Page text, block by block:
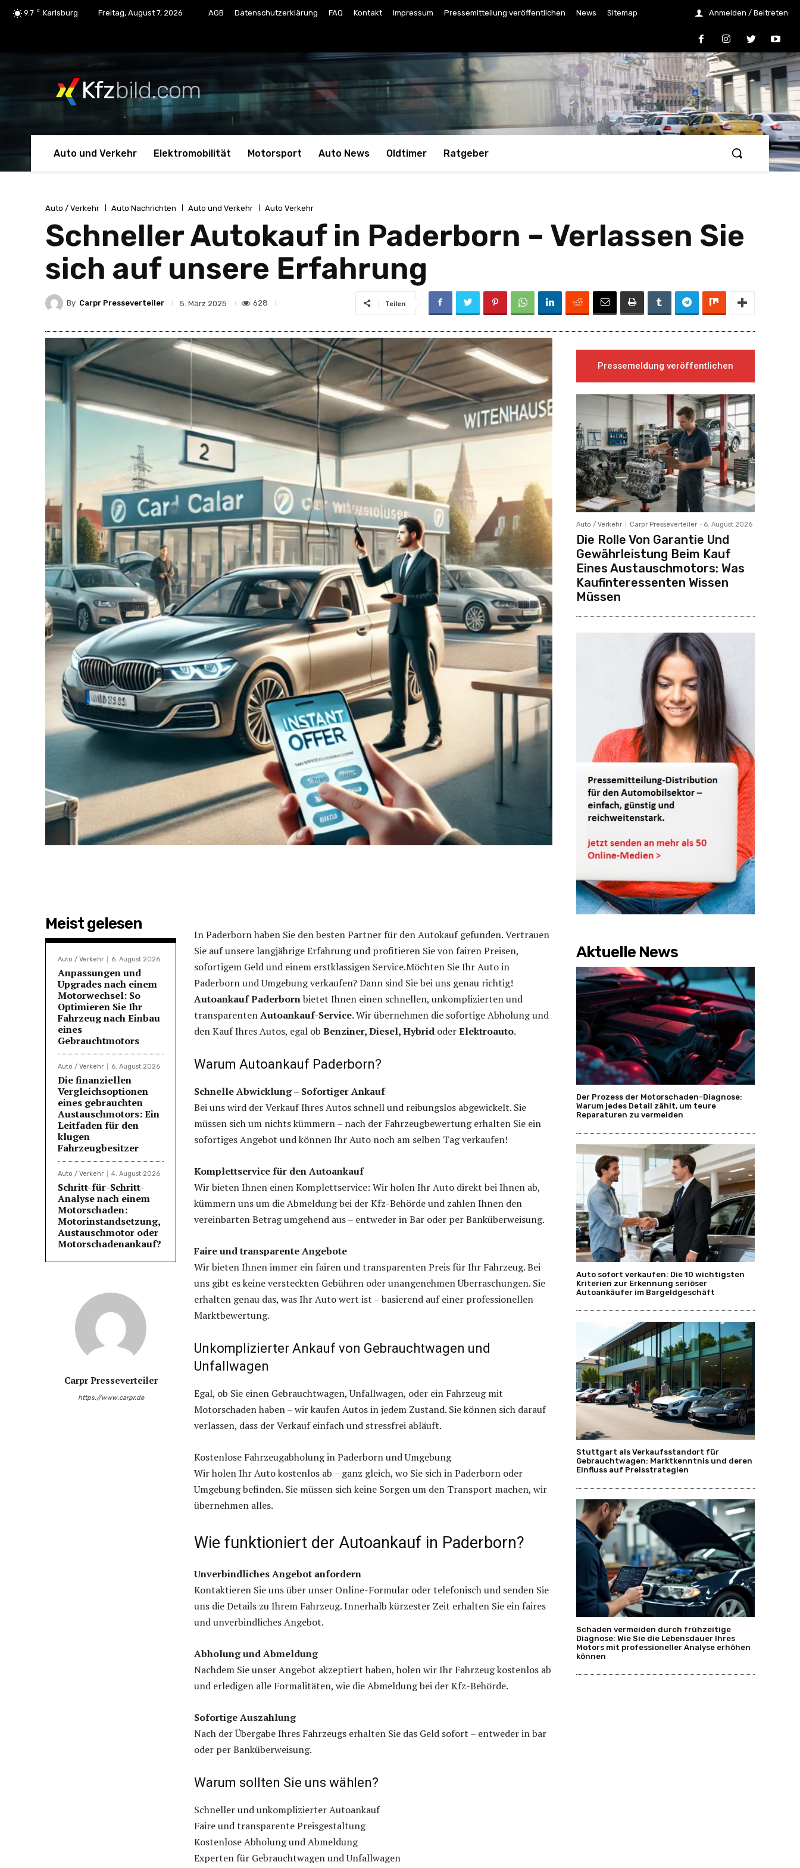
9.7 C Karlsburg Freitag, August 7, 2026 AGB Datenschutzerklärung FAQ Kontakt Impressum Pressemitteilung veröffentlichen News Sitemap Anmelden / Beitreten
Kfzbild.com
Auto und Verkehr Elektromobilität Motorsport Auto News Oldtimer Ratgeber
Auto / Verkehr Auto Nachrichten Auto und Verkehr Auto Verkehr
Schneller Autokauf in Paderborn – Verlassen Sie
sich auf unsere Erfahrung
By Carpr Presseverteiler 5. März 2025 628 Teilen
Meist gelesen
Auto / Verkehr 6. August 2026
Anpassungen und
Upgrades nach einem
Motorwechsel: So
Optimieren Sie Ihr
Fahrzeug nach Einbau
eines
Gebrauchtmotors
Auto / Verkehr 6. August 2026
Die finanziellen
Vergleichsoptionen
eines gebrauchten
Austauschmotors: Ein
Leitfaden für den
klugen
Fahrzeugbesitzer
Auto / Verkehr 4. August 2026
Schritt-für-Schritt-
Analyse nach einem
Motorschaden:
Motorinstandsetzung,
Austauschmotor oder
Motorschadenankauf?
Carpr Presseverteiler
https://www.carpr.de
In Paderborn haben Sie den besten Partner für den Autokauf gefunden. Vertrauen
Sie auf unsere langjährige Erfahrung und profitieren Sie von fairen Preisen,
sofortigem Geld und einem erstklassigen Service.Möchten Sie Ihr Auto in
Paderborn und Umgebung verkaufen? Dann sind Sie bei uns genau richtig!
Autoankauf Paderbornbietet Ihnen einen schnellen, unkomplizierten und
transparentenAutoankauf-Service. Wir übernehmen die sofortige Abholung und
den Kauf Ihres Autos, egal ob Benziner, Diesel, Hybrid oderElektroauto.
Warum Autoankauf Paderborn?
Schnelle Abwicklung – Sofortiger Ankauf
Bei uns wird der Verkauf Ihres Autos schnell und reibungslos abgewickelt. Sie
müssen sich um nichts kümmern – nach der Fahrzeugbewertung erhalten Sie ein
sofortiges Angebot und können Ihr Auto noch am selben Tag verkaufen!
Komplettservice für den Autoankauf
Wir bieten Ihnen einen Komplettservice: Wir holen Ihr Auto direkt bei Ihnen ab,
kümmern uns um die Abmeldung bei der Kfz-Behörde und zahlen Ihnen den
vereinbarten Betrag umgehend aus – entweder in Bar oder per Banküberweisung.
Faire und transparente Angebote
Wir bieten Ihnen immer ein fairen und transparenten Preis für Ihr Fahrzeug. Bei
uns gibt es keine versteckten Gebühren oder unangenehmen Überraschungen. Sie
erhalten genau das, was Ihr Auto wert ist – basierend auf einer professionellen
Marktbewertung.
Unkomplizierter Ankauf von Gebrauchtwagen und
Unfallwagen
Egal, ob Sie einen Gebrauchtwagen, Unfallwagen, oder ein Fahrzeug mit
Motorschaden haben – wir kaufen Autos in jedem Zustand. Sie können sich darauf
verlassen, dass der Verkauf einfach und stressfrei abläuft.
Kostenlose Fahrzeugabholung in Paderborn und Umgebung
Wir holen Ihr Auto kostenlos ab – ganz gleich, wo Sie sich in Paderborn oder
Umgebung befinden. Sie müssen sich keine Sorgen um den Transport machen, wir
übernehmen alles.
Wie funktioniert der Autoankauf in Paderborn?
Unverbindliches Angebot anfordern
Kontaktieren Sie uns über unser Online-Formular oder telefonisch und senden Sie
uns die Details zu Ihrem Fahrzeug. Innerhalb kürzester Zeit erhalten Sie ein faires
und unverbindliches Angebot.
Abholung und Abmeldung
Nachdem Sie unser Angebot akzeptiert haben, holen wir Ihr Fahrzeug kostenlos ab
und erledigen alle Formalitäten, wie die Abmeldung bei der Kfz-Behörde.
Sofortige Auszahlung
Nach der Übergabe Ihres Fahrzeugs erhalten Sie das Geld sofort – entweder in bar
oder per Banküberweisung.
Warum sollten Sie uns wählen?
Schneller und unkomplizierter Autoankauf
Faire und transparente Preisgestaltung
Kostenlose Abholung und Abmeldung
Experten für Gebrauchtwagen und Unfallwagen
Pressemeldung veröffentlichen
Auto / Verkehr Carpr Presseverteiler - 6. August 2026
Die Rolle Von Garantie Und
Gewährleistung Beim Kauf
Eines Austauschmotors: Was
Kaufinteressenten Wissen
Müssen
Aktuelle News
Der Prozess der Motorschaden-Diagnose:
Warum jedes Detail zählt, um teure
Reparaturen zu vermeiden
Auto sofort verkaufen: Die 10 wichtigsten
Kriterien zur Erkennung seriöser
Autoankäufer im Bargeldgeschäft
Stuttgart als Verkaufsstandort für
Gebrauchtwagen: Marktkenntnis und deren
Einfluss auf Preisstrategien
Schaden vermeiden durch frühzeitige
Diagnose: Wie Sie die Lebensdauer Ihres
Motors mit professioneller Analyse erhöhen
können